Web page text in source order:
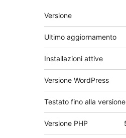
Meta
Versione
Ultimo aggiornamento
Installazioni attive
Versione WordPress
Testato fino alla versione
Versione PHP